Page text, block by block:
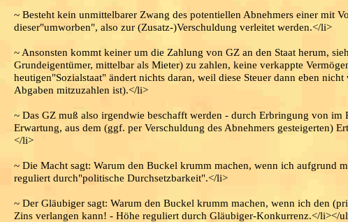
~ Besteht kein unmittelbarer Zwang des potentiellen Abnehmers einer mit
dieser"umworben", also zur (Zusatz-)Verschuldung verleitet werden.</li>
~ Ansonsten kommt keiner um die Zahlung von GZ an den Staat herum,
Grundeigentümer, mittelbar als Mieter) zu zahlen, keine verkappte
heutigen"Sozialstaat" ändert nichts daran, weil diese Steuer dann eben
Abgaben mitzuzahlen ist).</li>
~ Das GZ muß also irgendwie beschafft werden - durch Erbringung von
Erwartung, aus dem (ggf. per Verschuldung des Abnehmers gesteigerten)
</li>
~ Die Macht sagt: Warum den Buckel krumm machen, wenn ich aufgrund
reguliert durch"politische Durchsetzbarkeit".</li>
~ Der Gläubiger sagt: Warum den Buckel krumm machen, wenn ich den
Zins verlangen kann! - Höhe reguliert durch Gläubiger-Konkurrenz.</li></